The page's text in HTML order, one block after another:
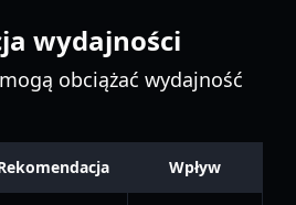
wydajności
obciążać wydajność
Wpływ